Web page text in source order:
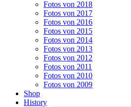
Fotos von 2018
Fotos von 2017
Fotos von 2016
Fotos von 2015
Fotos von 2014
Fotos von 2013
Fotos von 2012
Fotos von 2011
Fotos von 2010
Fotos von 2009
Shop
History